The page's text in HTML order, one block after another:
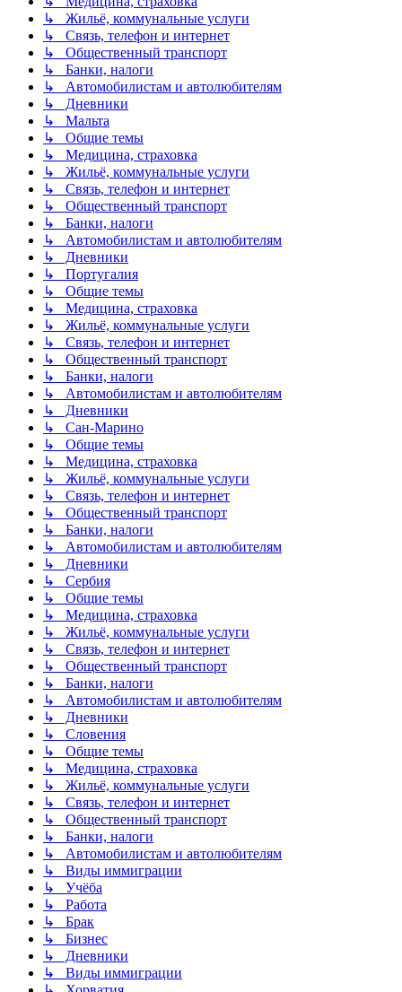
↳ Жильё, коммунальные услуги
↳ Связь, телефон и интернет
↳ Общественный транспорт
↳ Банки, налоги
↳ Автомобилистам и автолюбителям
↳ Дневники
↳ Мальта
↳ Общие темы
↳ Медицина, страховка
↳ Жильё, коммунальные услуги
↳ Связь, телефон и интернет
↳ Общественный транспорт
↳ Банки, налоги
↳ Автомобилистам и автолюбителям
↳ Дневники
↳ Португалия
↳ Общие темы
↳ Медицина, страховка
↳ Жильё, коммунальные услуги
↳ Связь, телефон и интернет
↳ Общественный транспорт
↳ Банки, налоги
↳ Автомобилистам и автолюбителям
↳ Дневники
↳ Сан-Марино
↳ Общие темы
↳ Медицина, страховка
↳ Жильё, коммунальные услуги
↳ Связь, телефон и интернет
↳ Общественный транспорт
↳ Банки, налоги
↳ Автомобилистам и автолюбителям
↳ Дневники
↳ Сербия
↳ Общие темы
↳ Медицина, страховка
↳ Жильё, коммунальные услуги
↳ Связь, телефон и интернет
↳ Общественный транспорт
↳ Банки, налоги
↳ Автомобилистам и автолюбителям
↳ Дневники
↳ Словения
↳ Общие темы
↳ Медицина, страховка
↳ Жильё, коммунальные услуги
↳ Связь, телефон и интернет
↳ Общественный транспорт
↳ Банки, налоги
↳ Автомобилистам и автолюбителям
↳ Виды иммиграции
↳ Учёба
↳ Работа
↳ Брак
↳ Бизнес
↳ Дневники
↳ Виды иммиграции